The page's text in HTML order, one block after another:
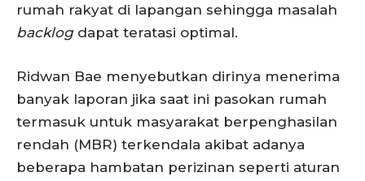
rumah rakyat di lapangan sehingga masalah
backlogdapat teratasi optimal.
Ridwan Bae menyebutkan dirinya menerima
banyak laporan jika saat ini pasokan rumah
termasuk untuk masyarakat berpenghasilan
rendah (MBR) terkendala akibat adanya
beberapa hambatan perizinan seperti aturan